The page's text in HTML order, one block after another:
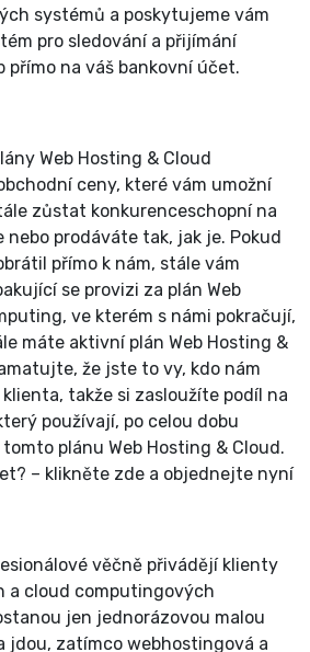
systémů a poskytujeme vám
pro sledování a přijímání
přímo na váš bankovní účet.
Web Hosting & Cloud
ceny, které vám umožní
zůstat konkurenceschopní na
prodáváte tak, jak je. Pokud
přímo k nám, stále vám
se provizi za plán Web
ve kterém s námi pokračují,
máte aktivní plán Web Hosting &
že jste to vy, kdo nám
takže si zasloužíte podíl na
používají, po celou dobu
plánu Web Hosting & Cloud.
– klikněte zde a objednejte nyní
věčně přivádějí klienty
a cloud computingových
jen jednorázovou malou
jdou, zatímco webhostingová a